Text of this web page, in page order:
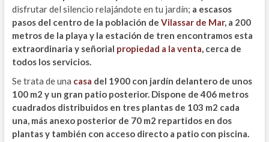
disfrutar del silencio relajándote en tu jardín; a escasos
pasos del centro de la población de Vilassar de Mar, a 200
metros de la playa y la estación de tren encontramos esta
extraordinaria y señorial propiedad a la venta, cerca de
todos los servicios.
Se trata de una casa del 1900 con jardín delantero de unos
100 m2 y un gran patio posterior. Dispone de 406 metros
cuadrados distribuidos en tres plantas de 103 m2 cada
una, más anexo posterior de 70 m2 repartidos en dos
plantas y también con acceso directo a patio con piscina.